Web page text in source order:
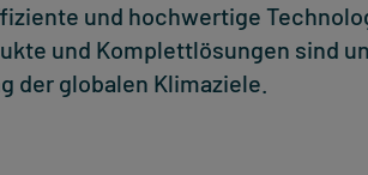
und hochwertige
und Komplettlösungen sind
der globalen Klimaziele.